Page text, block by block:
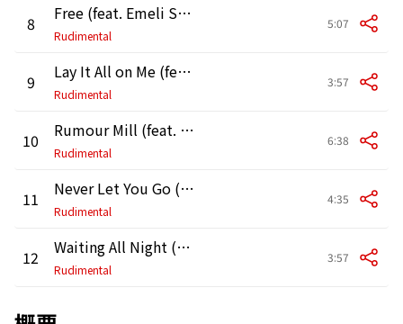
8 Free (feat. Emeli Sandé) [Roy Davis Jr. Remix]
Rudimental
5:07
9 Lay It All on Me (feat. Ed Sheeran) [Calyx & TeeBee Remix]
Rudimental
3:57
10 Rumour Mill (feat. Anne-Marie & Will Heard) [Kyle Watson Remix]
Rudimental
6:38
11 Never Let You Go (SpectraSoul Remix)
Rudimental
4:35
12 Waiting All Night (Clean Bandit Remix)
Rudimental
3:57